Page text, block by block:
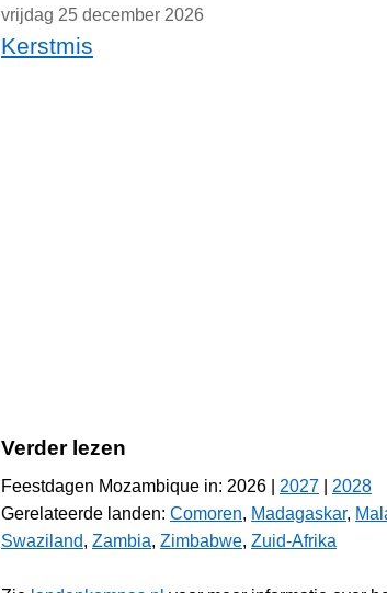
vrijdag 25 december 2026
Kerstmis
Verder lezen
Feestdagen Mozambique in: 2026 | 2027
2028
Gerelateerde landen: Comoren, Madagaskar,
Swaziland, Zambia, Zimbabwe, Zuid-Afrika